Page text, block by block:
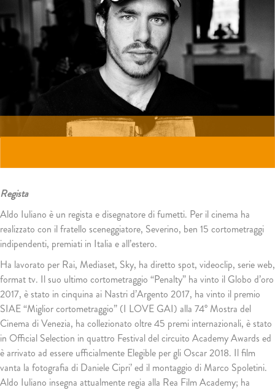
Regista
Aldo Iuliano è un regista e disegnatore di fumetti. Per il cinema ha
realizzato con il fratello sceneggiatore, Severino, ben 15 cortometraggi
indipendenti, premiati in Italia e all’estero.
Ha lavorato per Rai, Mediaset, Sky, ha diretto spot, videoclip, serie web,
format tv. Il suo ultimo cortometraggio “Penalty” ha vinto il Globo d’oro
2017, è stato in cinquina ai Nastri d’Argento 2017, ha vinto il premio
SIAE “Miglior cortometraggio” (I LOVE GAI) alla 74° Mostra del
Cinema di Venezia, ha collezionato oltre 45 premi internazionali, è stato
in Official Selection in quattro Festival del circuito Academy Awards ed
è arrivato ad essere ufficialmente Elegible per gli Oscar 2018. Il film
vanta la fotografia di Daniele Cipri’ ed il montaggio di Marco Spoletini.
Aldo Iuliano insegna attualmente regia alla Rea Film Academy; ha